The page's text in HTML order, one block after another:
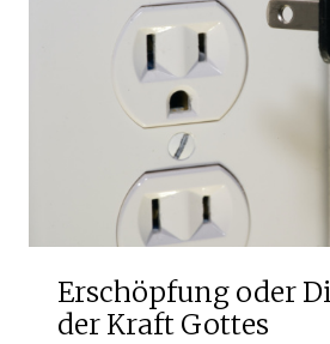
Erschöpfung oder
der Kraft Gottes